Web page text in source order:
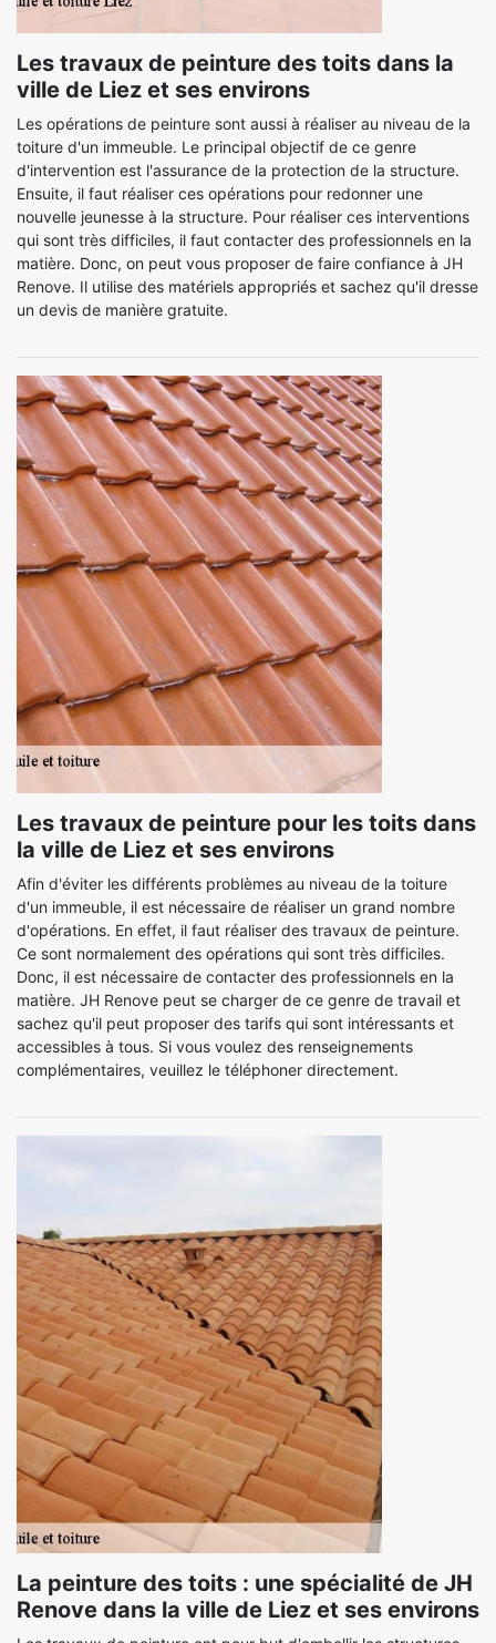
Les travaux de peinture des toits dans la
ville de Liez et ses environs
Les opérations de peinture sont aussi à réaliser au niveau de la
toiture d'un immeuble. Le principal objectif de ce genre
d'intervention est l'assurance de la protection de la structure.
Ensuite, il faut réaliser ces opérations pour redonner une
nouvelle jeunesse à la structure. Pour réaliser ces interventions
qui sont très difficiles, il faut contacter des professionnels en la
matière. Donc, on peut vous proposer de faire confiance à JH
Renove. Il utilise des matériels appropriés et sachez qu'il dresse
un devis de manière gratuite.
Les travaux de peinture pour les toits dans
la ville de Liez et ses environs
Afin d'éviter les différents problèmes au niveau de la toiture
d'un immeuble, il est nécessaire de réaliser un grand nombre
d'opérations. En effet, il faut réaliser des travaux de peinture.
Ce sont normalement des opérations qui sont très difficiles.
Donc, il est nécessaire de contacter des professionnels en la
matière. JH Renove peut se charger de ce genre de travail et
sachez qu'il peut proposer des tarifs qui sont intéressants et
accessibles à tous. Si vous voulez des renseignements
complémentaires, veuillez le téléphoner directement.
La peinture des toits : une spécialité de JH
Renove dans la ville de Liez et ses environs